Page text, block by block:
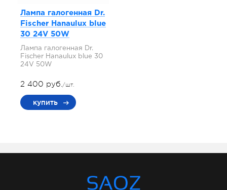
Лампа галогенная Dr.
Fischer Hanaulux blue
30 24V 50W
Лампа галогенная Dr.
Fischer Hanaulux blue 30
24V 50W
2 400 руб./шт.
купить